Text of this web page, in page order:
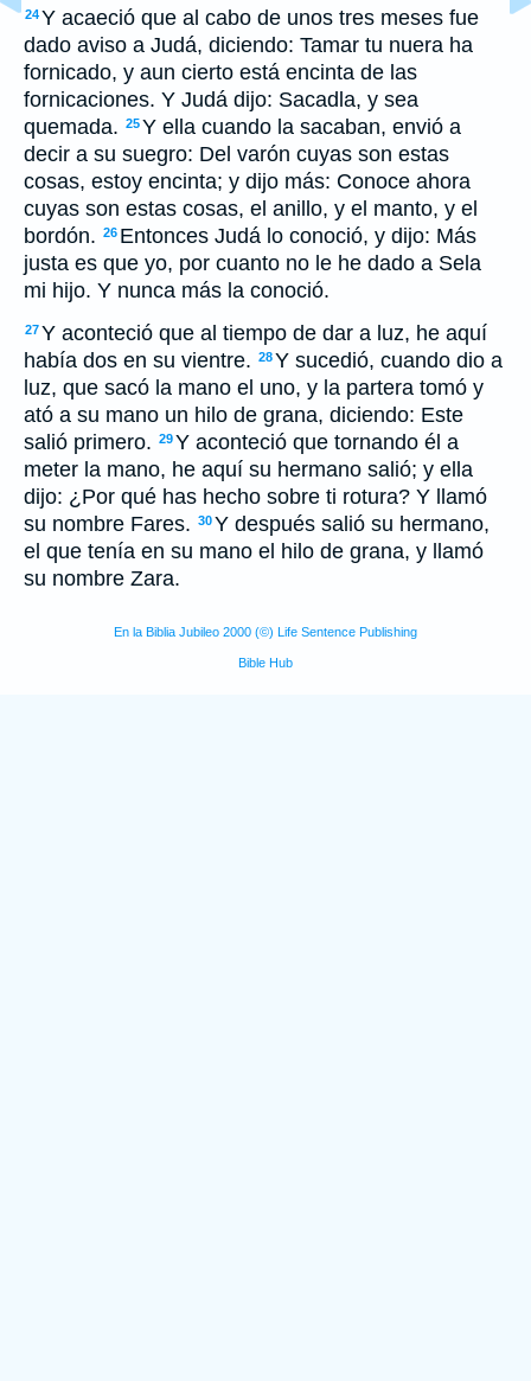
24Y acaeció que al cabo de unos tres meses fue
dado aviso a Judá, diciendo: Tamar tu nuera ha
fornicado, y aun cierto está encinta de las
fornicaciones. Y Judá dijo: Sacadla, y sea
quemada. 25Y ella cuando la sacaban, envió a
decir a su suegro: Del varón cuyas son estas
cosas, estoy encinta; y dijo más: Conoce ahora
cuyas son estas cosas, el anillo, y el manto, y el
bordón. 26 Entonces Judá lo conoció, y dijo: Más
justa es que yo, por cuanto no le he dado a Sela
mi hijo. Y nunca más la conoció.
27Y aconteció que al tiempo de dar a luz, he aquí
había dos en su vientre. 28Y sucedió, cuando dio a
luz, que sacó la mano el uno, y la partera tomó y
ató a su mano un hilo de grana, diciendo: Este
salió primero. 29Y aconteció que tornando él a
meter la mano, he aquí su hermano salió; y ella
dijo: ¿Por qué has hecho sobre ti rotura? Y llamó
su nombre Fares. 30Y después salió su hermano,
el que tenía en su mano el hilo de grana, y llamó
su nombre Zara.
En la Biblia Jubileo 2000 (©) Life Sentence Publishing
Bible Hub